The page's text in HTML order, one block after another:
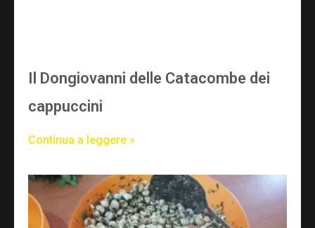
Il Dongiovanni delle Catacombe dei
cappuccini
Continua a leggere »